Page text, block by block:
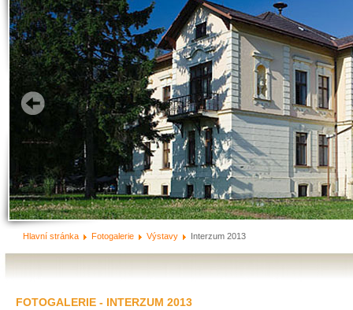
Hlavní stránka Fotogalerie Výstavy Interzum 2013
FOTOGALERIE - INTERZUM 2013